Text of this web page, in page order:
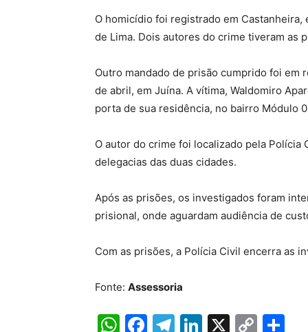
O homicídio foi registrado em
de Lima. Dois autores do crime tiveram as
Outro mandado de prisão cumprido foi
de abril, em Juína. A vítima, Waldomiro
porta de sua residência, no bairro Módulo
O autor do crime foi localizado pela
delegacias das duas cidades.
Após as prisões, os investigados foram
prisional, onde aguardam audiência de
Com as prisões, a Polícia Civil encerra as
Fonte: Assessoria
W F
T
Li X
C